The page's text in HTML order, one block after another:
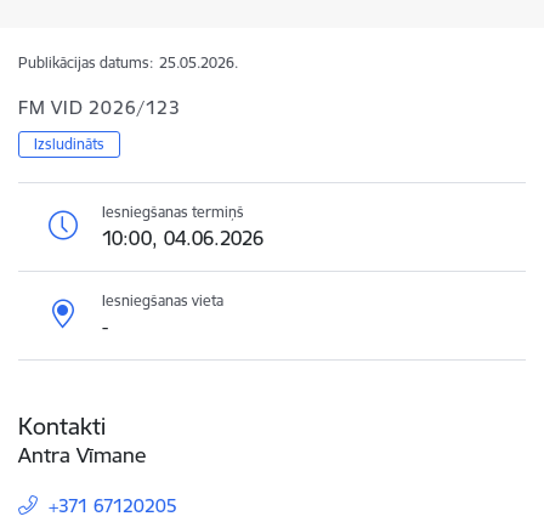
Publikācijas datums: 25.05.2026.
FM VID 2026/123
Izsludināts
Iesniegšanas termiņš
10:00, 04.06.2026
Iesniegšanas vieta
-
Kontakti
Antra Vīmane
+371 67120205